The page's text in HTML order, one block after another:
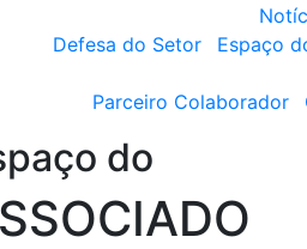
Defesa do Setor
Espaço
Parceiro Colaborador
do